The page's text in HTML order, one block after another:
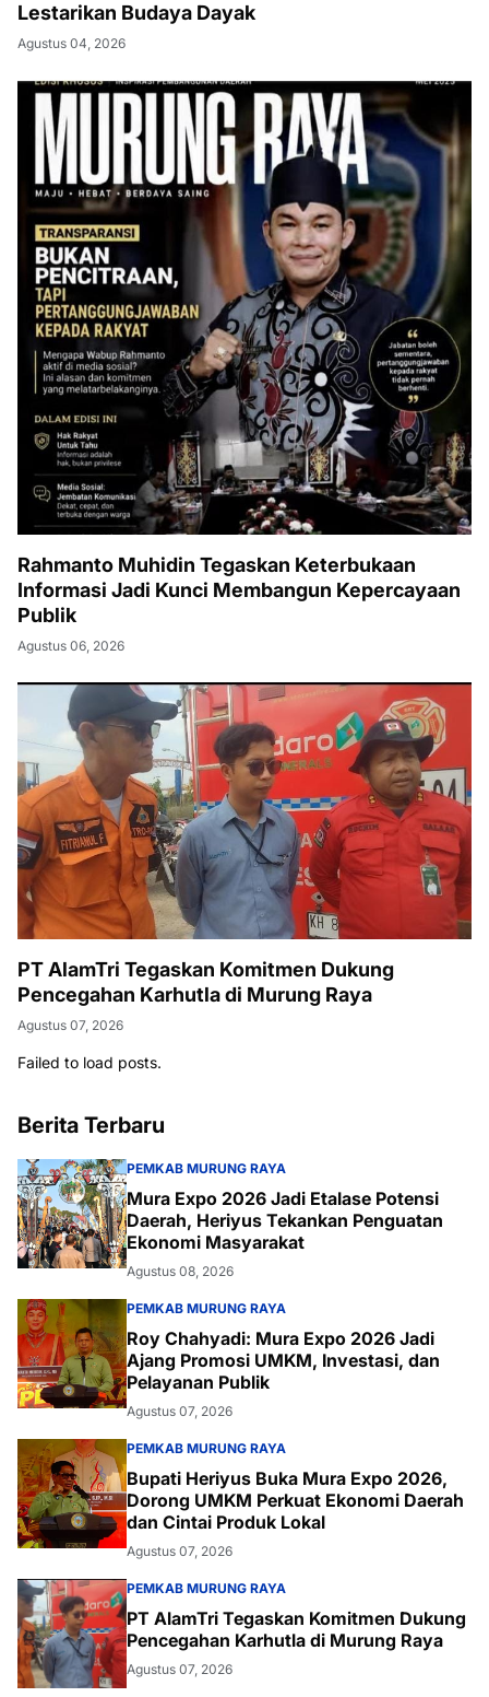
Lestarikan Budaya Dayak
Agustus 04, 2026
Rahmanto Muhidin Tegaskan Keterbukaan
Informasi Jadi Kunci Membangun Kepercayaan
Publik
Agustus 06, 2026
PT AlamTri Tegaskan Komitmen Dukung
Pencegahan Karhutla di Murung Raya
Agustus 07, 2026
Failed to load posts.
Berita Terbaru
PEMKAB MURUNG RAYA
Mura Expo 2026 Jadi Etalase Potensi
Daerah, Heriyus Tekankan Penguatan
Ekonomi Masyarakat
Agustus 08, 2026
PEMKAB MURUNG RAYA
Roy Chahyadi: Mura Expo 2026 Jadi
Ajang Promosi UMKM, Investasi, dan
Pelayanan Publik
Agustus 07, 2026
PEMKAB MURUNG RAYA
Bupati Heriyus Buka Mura Expo 2026,
Dorong UMKM Perkuat Ekonomi Daerah
dan Cintai Produk Lokal
Agustus 07, 2026
PEMKAB MURUNG RAYA
PT AlamTri Tegaskan Komitmen Dukung
Pencegahan Karhutla di Murung Raya
Agustus 07, 2026